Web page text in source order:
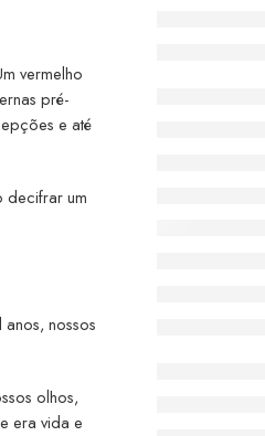
vermelho
pré-
e até
decifrar um
nossos
olhos,
era vida e